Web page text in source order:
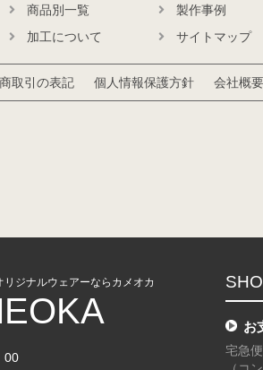
商品別一覧
製作事例
加工について サイトマップ
取引の表記 個人情報保護方針 会社概要
ジナルウェアーならカメオカ
00
お
宅急